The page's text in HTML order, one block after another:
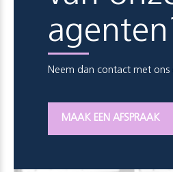
Neem dan contact met ons
MAAK EEN AFSPRAAK